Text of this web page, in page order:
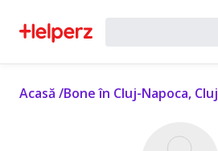
Acasă /Bone în Cluj-Napoca, Cluj